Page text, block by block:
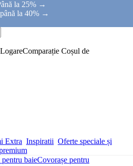
la 25% →
la 40% →
LogareComparație Coșul de
Extra Inspiratii Oferte speciale și
baieCovorașe pentru